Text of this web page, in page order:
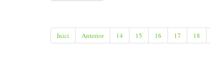
Inici Anterior 14 15 16 17 18